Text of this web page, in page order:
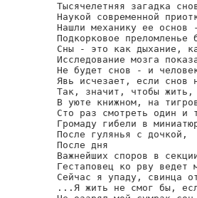
Тысячелетняя загадка
Наукой современной
Нашли механику ее основ -
Подкорковое преломленье
Сны - это как дыхание,
Исследование мозга
Не будет снов - и
Явь исчезает, если снов
Так, значит, чтобы жить,
В уюте книжном, на
Сто раз смотреть один и
Громаду гибели в
После гулянья с дочкой,
После дня
Важнейших споров в
Гестаповец ко рву ведет
Сейчас я упаду, свинца
...Я жить не смог бы,